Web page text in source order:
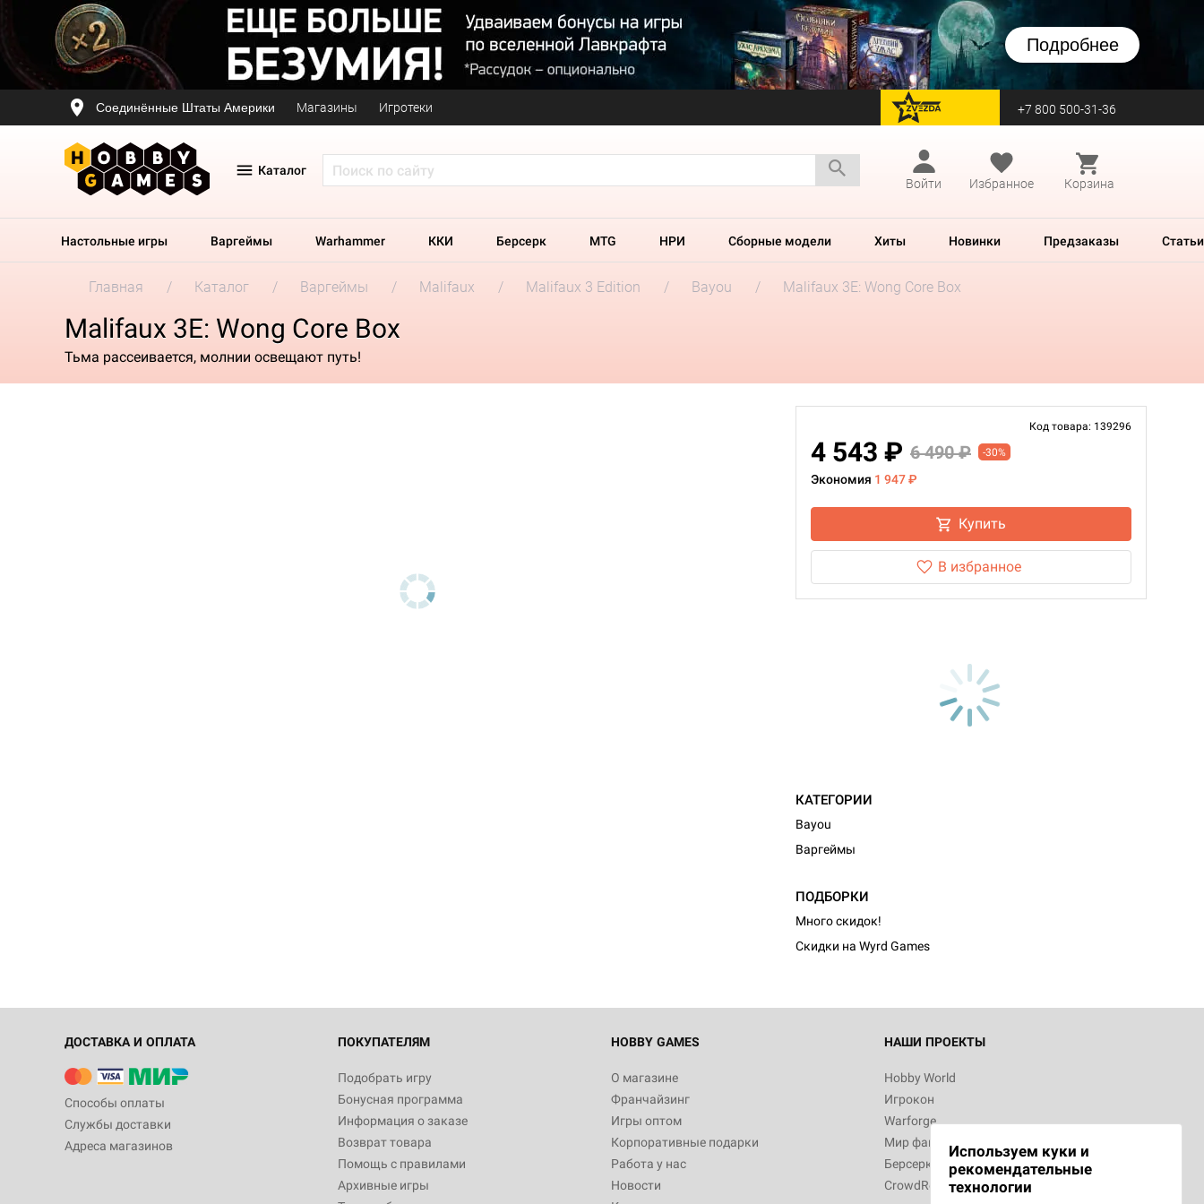
Подробнее
Соединённые Штаты Америки Магазины Игротеки перейти на Zvezda +7 800 500-31-36
Каталог
Войти
Избранное Корзина
Настольные игры Варгеймы Warhammer ККИ Берсерк MTG НРИ Сборные модели Хиты Новинки Предзаказы Статьи
Главная Каталог Варгеймы Malifaux Malifaux 3 Edition Bayou Malifaux 3E: Wong Core Box
Malifaux 3E: Wong Core Box
Тьма рассеивается, молнии освещают путь!
Код товара: 139296
4 543 ₽ 6 490 ₽ -30%
Экономия 1 947 ₽
Купить
В избранное
КАТЕГОРИИ
Bayou
Варгеймы
ПОДБОРКИ
Много скидок!
Скидки на Wyrd Games
ДОСТАВКА И ОПЛАТА
Способы оплаты
Службы доставки
Адреса магазинов
ПОКУПАТЕЛЯМ
Подобрать игру
Бонусная программа
Информация о заказе
Возврат товара
Помощь с правилами
Архивные игры
HOBBY GAMES
О магазине
Франчайзинг
Игры оптом
Корпоративные подарки
Работа у нас
Новости
НАШИ ПРОЕКТЫ
Hobby World
Игрокон
Warforge
Мир фантастики
Берсерк
CrowdRepublic
Используем куки и
рекомендательные
технологии